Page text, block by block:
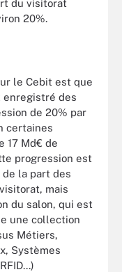
du visitorat
20%.
le Cebit est que
enregistré des
de 20% par
certaines
17 Md€ de
progression est
la part des
mais
du salon, qui est
une collection
Métiers,
Systèmes